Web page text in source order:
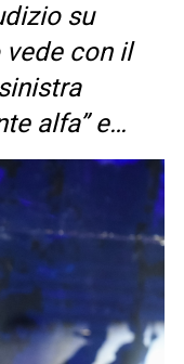
su
vede con il
alfa” e…